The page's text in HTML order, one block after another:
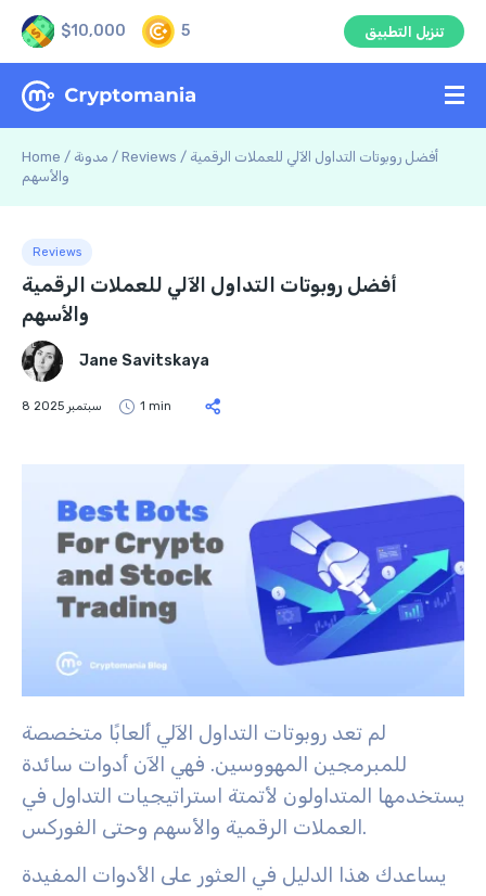
$10,000 5 تنزيل التطبيق
Home / مدونة / Reviews / أفضل روبوتات التداول الآلي للعملات الرقمية
والأسهم
Reviews
أفضل روبوتات التداول الآلي للعملات الرقمية
والأسهم
Jane Savitskaya
8 سبتمبر 2025 1 min
لم تعد روبوتات التداول الآلي ألعابًا متخصصة
للمبرمجين المهووسين. فهي الآن أدوات سائدة
يستخدمها المتداولون لأتمتة استراتيجيات التداول في
العملات الرقمية والأسهم وحتى الفوركس.
يساعدك هذا الدليل في العثور على الأدوات المفيدة